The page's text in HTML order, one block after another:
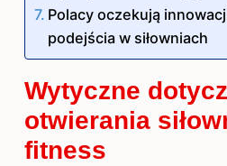
Polacy oczekują
podejścia w siłowniach
Wytyczne
otwierania
fitness